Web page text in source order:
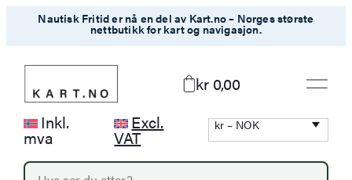
Hopp
innhold
Nautisk Fritid er nå en del av Kart.no – Norges største
nettbutikk for kart og navigasjon.
kr 0,00
Inkl.
mva
Excl.
VAT
kr – NOK
P